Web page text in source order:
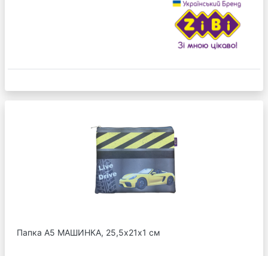
Папка А5 МАШИНКА, 25,5х21х1 см